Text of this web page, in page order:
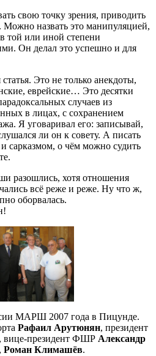
свою точку зрения, приводить
назвать это манипуляцией,
той или иной степени
Он делал это успешно и для
Это не только анекдоты,
еврейские… Это десятки
случаев из
в лицах, с сохранением
Я уговаривал его: записывай,
ли он к совету. А писать
сарказмом, о чём можно судить
разошлись, хотя отношения
всё реже и реже. Ну что ж,
оборвалась.
МАРШ 2007 года в Пицунде.
Рафаил Арутюнян, президент
, вице-президент ФШРАлександр
Роман Климашёв.